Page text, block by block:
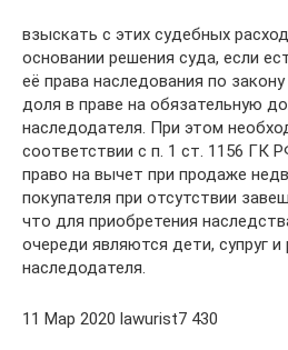
взыскать с этих судебных
основании решения суда, если
её права наследования по
доля в праве на обязательную
наследодателя. При этом
соответствии с п. 1 ст. 1156 ГК
право на вычет при продаже
покупателя при отсутствии
что для приобретения
очереди являются дети, супруг и
наследодателя.
11 Мар 2020 lawurist7 430